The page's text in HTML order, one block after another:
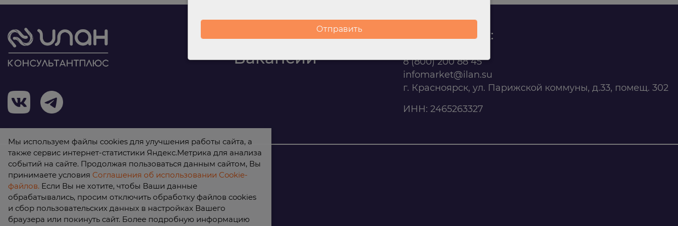
Контакты
Вакансии
Офис продаж:
8 (800) 200 88 45
infomarket@ilan.su
г. Красноярск, ул. Парижской коммуны, д.33, помещ. 302
ИНН: 2465263327
© 2026 ООО «КонсультантПлюс Илан»
Политика обработки персональных данных
Соглашение об использовании Cookie-файлов
Мы используем файлы cookies для улучшения работы сайта, а
также сервис интернет-статистики Яндекс.Метрика для анализа
событий на сайте. Продолжая пользоваться данным сайтом, Вы
принимаете условия Соглашения об использовании Cookie-
файлов. Если Вы не хотите, чтобы Ваши данные
обрабатывались, просим отключить обработку файлов cookies
и сбор пользовательских данных в настройках Вашего
браузера или покинуть сайт. Более подробную информацию